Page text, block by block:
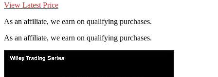
View Latest Price
As an affiliate, we earn on qualifying purchases.
As an affiliate, we earn on qualifying purchases.